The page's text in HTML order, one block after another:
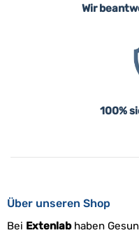
Wir
100%
Über unseren Shop
Bei Extenlabhaben